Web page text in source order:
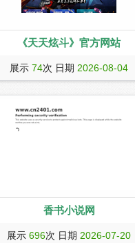
《天天炫斗》官方网站
《天天炫斗》是腾讯第一实时PK动作手
动作游戏巅峰体验。游戏中有实时PK、
公会争霸、组队闯关、语音聊天等多种
展示 74次 日期 2026-08-04
香书小说网
香书小说网，提供最新的华文小说在线
展示 696次 日期 2026-07-20